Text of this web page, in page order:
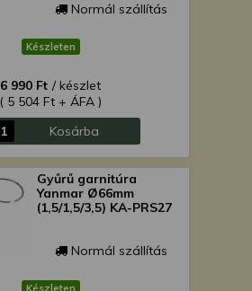
Normál szállítás
Készleten
6 990 Ft / készlet
( 5 504 Ft + ÁFA )
Kosárba
Gyűrű garnitúra
Yanmar Ø66mm
(1,5/1,5/3,5) KA-PRS27
Normál szállítás
Készleten